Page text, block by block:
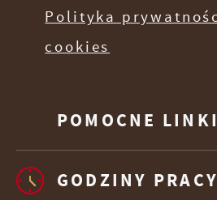
POMOCNE LINKI
Polityka
cookies
GODZINY